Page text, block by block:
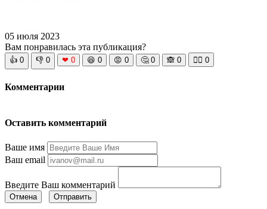
05 июля 2023
Вам понравилась эта публикация?
👍 0 👎 0 ❤ 0 😆 0 😡 0 🤔 0 🙈 0 🧘‍♀️ 0
Комментарии
Оставить комментарий
Ваше имя
Ваш email
Введите Ваш комментарий
Отмена Отправить